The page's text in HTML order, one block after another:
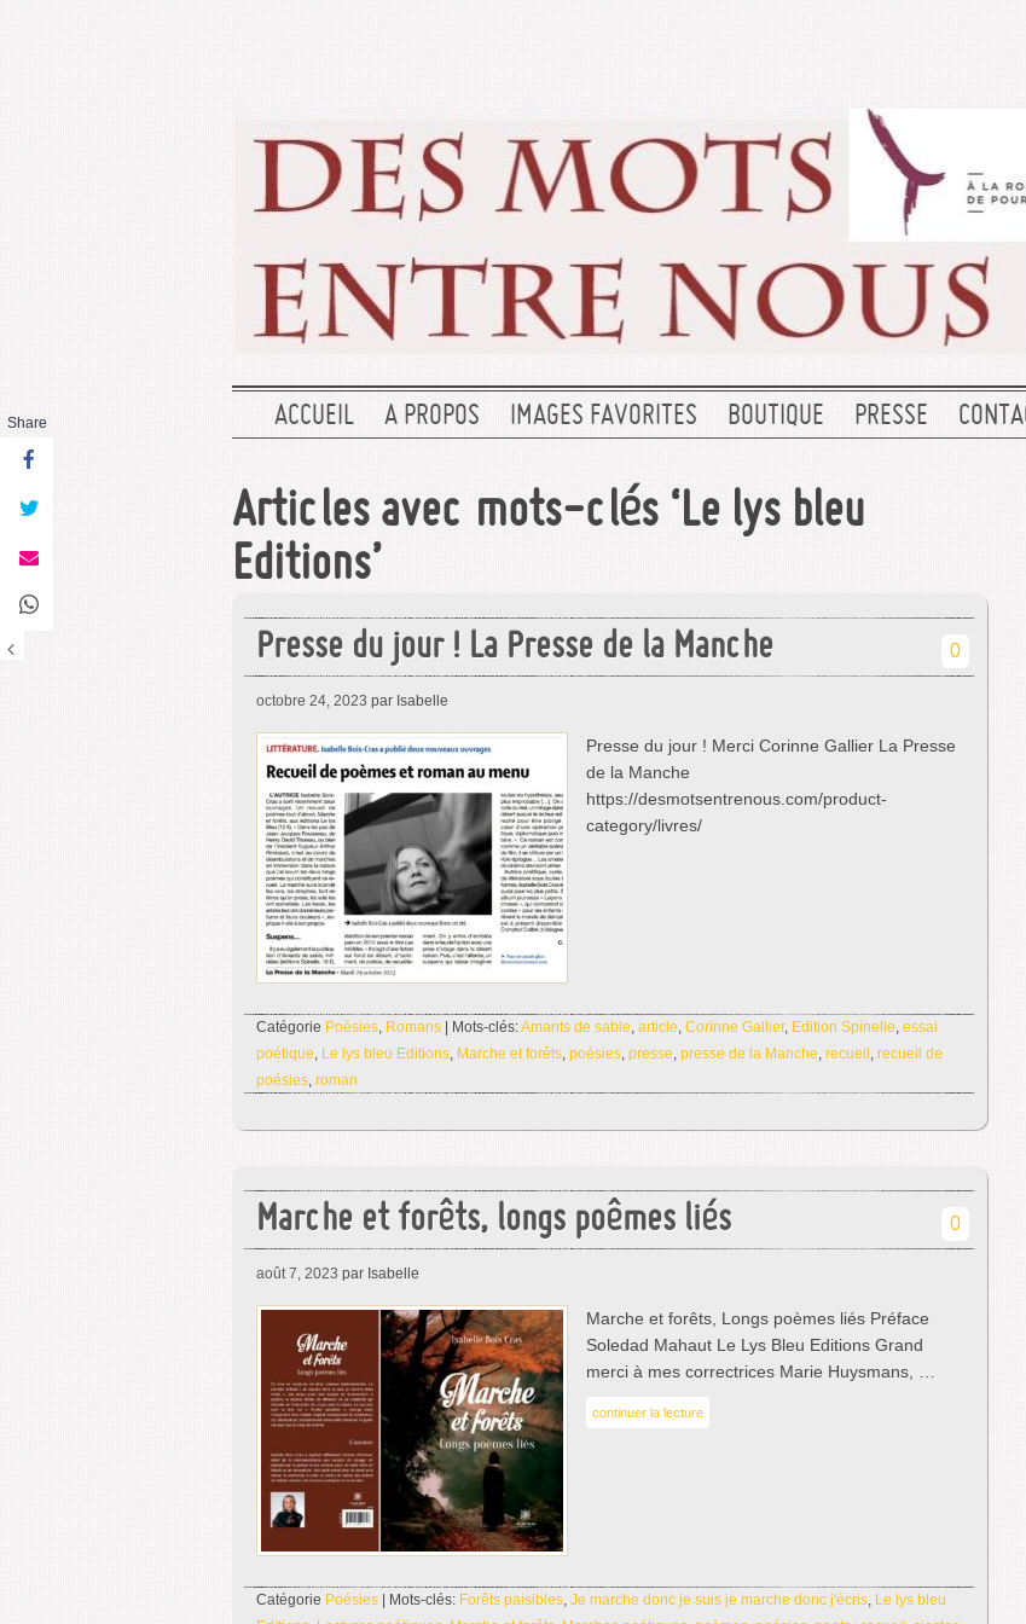
ACCUEIL A PROPOS IMAGES FAVORITES BOUTIQUE PRESSE
Articles avec mots-clés ‘Le lys bleu
Editions’
Presse du jour ! La Presse de la Manche 0
octobre 24, 2023 par Isabelle
Presse du jour ! Merci Corinne Gallier La Presse
de la Manche
https://desmotsentrenous.com/product-
category/livres/
Catégorie Poésies, Romans | Mots-clés:Amants de sable, article, Corinne Gallier, Edition Spinelle, essai
poétique, Le lys bleu Editions, Marche et forêts, poésies, presse, presse de la Manche, recueil , recueil de
poésies, roman
Marche et forêts, longs poêmes liés 0
août 7, 2023 par Isabelle
Marche et forêts, Longs poèmes liés Préface
Soledad Mahaut Le Lys Bleu Editions Grand
merci à mes correctrices Marie Huysmans, …
continuer la lecture
Catégorie Poésies | Mots-clés: Forêts paisibles, Je marche donc je suis je marche donc j'écris, Le lys bleu
Share